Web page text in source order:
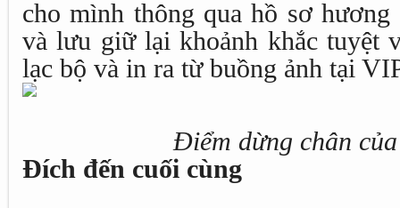
cho mình thông qua hồ sơ
và lưu giữ lại khoảnh khắc tuyệt
lạc bộ và in ra từ buồng ảnh tại
Điểm dừng chân
Đích đến cuối cùng